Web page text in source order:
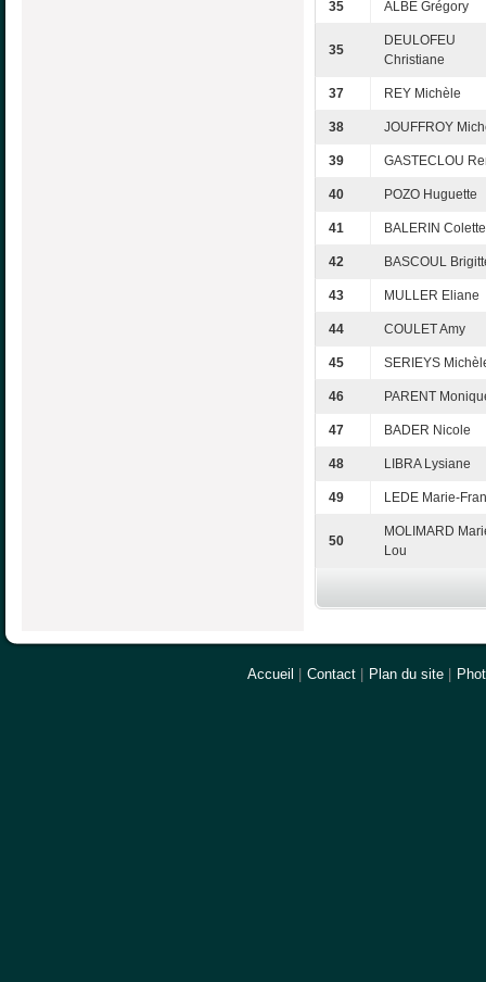
35 ALBE Grégory
35
DEULOFEU
Christiane
37 REY Michèle
38 JOUFFROY
39 GASTECLOU
40 POZO Huguette
41 BALERIN Colette
42 BASCOUL
43 MULLER Eliane
44 COULET Amy
45 SERIEYS
46 PARENT
47 BADER Nicole
48 LIBRA Lysiane
49 LEDE Marie-
50
MOLIMARD
Lou
Accueil Contact Plan du site